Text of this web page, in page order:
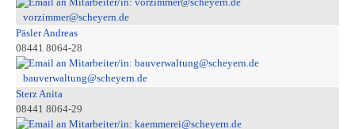
vorzimmer@scheyern.de
Päsler Andreas
08441 8064-28
bauverwaltung@scheyern.de
Sterz Anita
08441 8064-29